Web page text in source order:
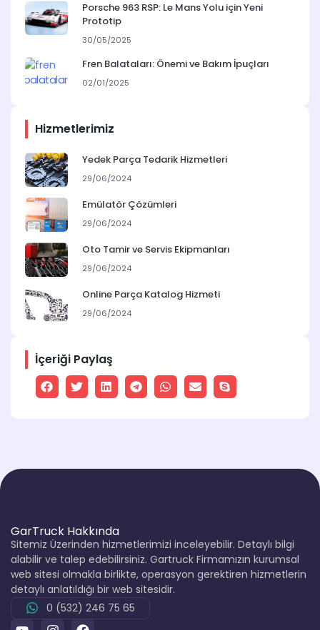
Porsche 963 RSP: Le Mans Yolu için Yeni
Prototip
30/05/2025
Fren Balataları: Önemi ve Bakım İpuçları
02/01/2025
Hizmetlerimiz
Yedek Parça Tedarik Hizmetleri
29/06/2024
Emülatör Çözümleri
29/06/2024
Oto Tamir ve Servis Ekipmanları
29/06/2024
Online Parça Katalog Hizmeti
29/06/2024
İçeriği Paylaş
GarTruck Hakkında
Sitemiz Üzerinden hizmetlerimizi inceleyebilir. Detaylı bilgi
alabilir ve talep edebilirsiniz. Gartruck Firmamızın kurumsal
web sitesi olmakla birlikte, operasyon gerektiren hizmetlerin
detaylı anlatıldığı bir web sitesidir.
0 (532) 246 75 65